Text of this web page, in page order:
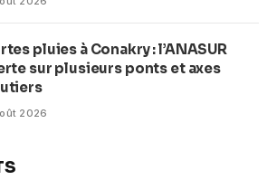
pluies à Conakry : l’ANASUR
sur plusieurs ponts et axes
2026